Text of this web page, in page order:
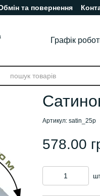
та повернення
Графік
Артикул: satin_25p
578.00